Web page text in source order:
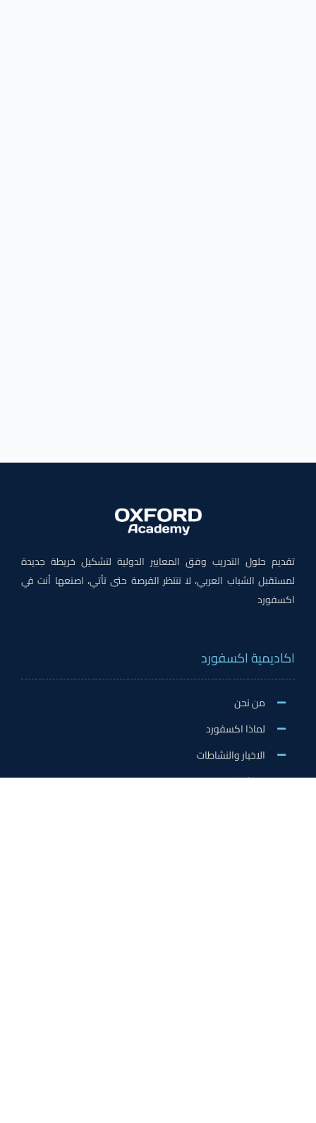
تقديم حلول التدريب وفق المعايير الدولية لتشكيل خريطة جديدة
لمستقبل الشباب العربي، لا تنتظر الفرصة حتى تأتي، اصنعها أنت في
اكسفورد
اكاديمية اكسفورد
من نحن
لماذا اكسفورد
الاخبار والنشاطات
وظائف اكسفورد